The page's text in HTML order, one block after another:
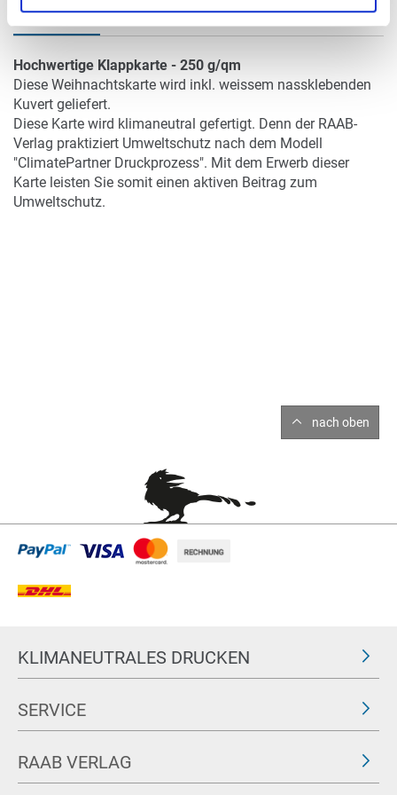
DETAILS
Hochwertige Klappkarte - 250 g/qm
Diese Weihnachtskarte wird inkl. weissem nassklebenden
Kuvert geliefert.
Diese Karte wird klimaneutral gefertigt. Denn der RAAB-
Verlag praktiziert Umweltschutz nach dem Modell
"ClimatePartner Druckprozess". Mit dem Erwerb dieser
Karte leisten Sie somit einen aktiven Beitrag zum
Umweltschutz.
nach oben
KLIMANEUTRALES DRUCKEN
SERVICE
RAAB VERLAG